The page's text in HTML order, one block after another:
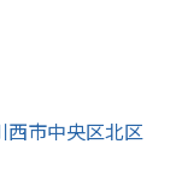
西市中央区北区